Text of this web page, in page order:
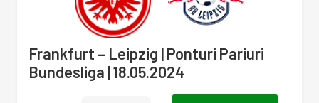
Frankfurt – Leipzig | Ponturi Pariuri
Bundesliga | 18.05.2024